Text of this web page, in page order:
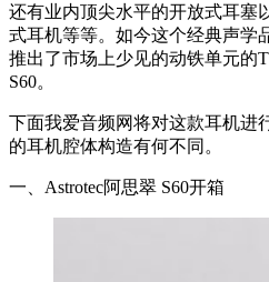
还有业内顶尖水平的开放式耳塞
式耳机等等。如今这个经典声学
推出了市场上少见的动铁单元的
S60。
下面我爱音频网将对这款耳机进
的耳机腔体构造有何不同。
一、Astrotec阿思翠 S60开箱